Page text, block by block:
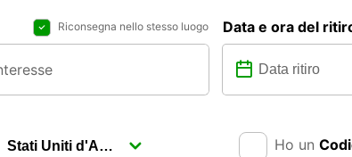
Riconsegna nello stesso luogo Data e ora del
Ho un